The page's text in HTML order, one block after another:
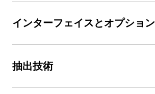
インターフェイスとオプション
抽出技術